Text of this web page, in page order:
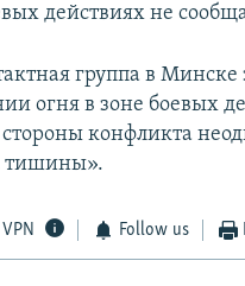
действиях не
группа в Минске
огня в зоне боевых
конфликта
тишины».
Follow us